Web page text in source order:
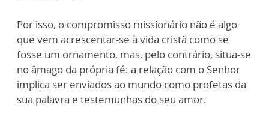
Por isso, o compromisso missionário não é algo
que vem acrescentar-se à vida cristã como se
fosse um ornamento, mas, pelo contrário, situa-se
no âmago da própria fé: a relação com o Senhor
implica ser enviados ao mundo como profetas da
sua palavra e testemunhas do seu amor.